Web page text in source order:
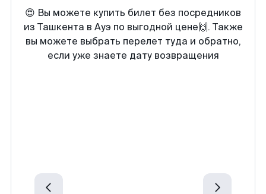
😍 Вы можете купить билет без посредников
из Ташкента в Ауэ по выгодной цене🙌. Также
вы можете выбрать перелет туда и обратно,
если уже знаете дату возвращения